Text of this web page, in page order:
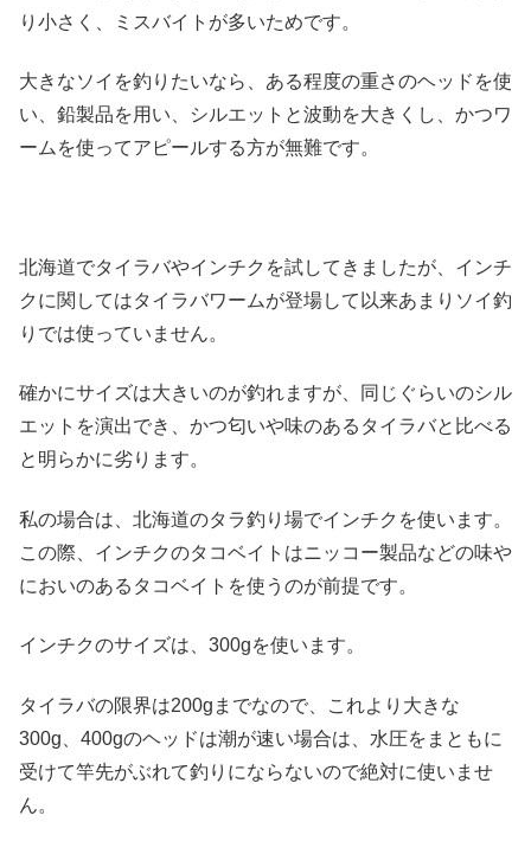
り小さく、ミスバイトが多いためです。
大きなソイを釣りたいなら、ある程度の重さのヘッドを使
い、鉛製品を用い、シルエットと波動を大きくし、かつワ
ームを使ってアピールする方が無難です。
北海道でタイラバやインチクを試してきましたが、インチ
クに関してはタイラバワームが登場して以来あまりソイ釣
りでは使っていません。
確かにサイズは大きいのが釣れますが、同じぐらいのシル
エットを演出でき、かつ匂いや味のあるタイラバと比べる
と明らかに劣ります。
私の場合は、北海道のタラ釣り場でインチクを使います。
この際、インチクのタコベイトはニッコー製品などの味や
においのあるタコベイトを使うのが前提です。
インチクのサイズは、300gを使います。
タイラバの限界は200gまでなので、これより大きな
300g、400gのヘッドは潮が速い場合は、水圧をまともに
受けて竿先がぶれて釣りにならないので絶対に使いませ
ん。